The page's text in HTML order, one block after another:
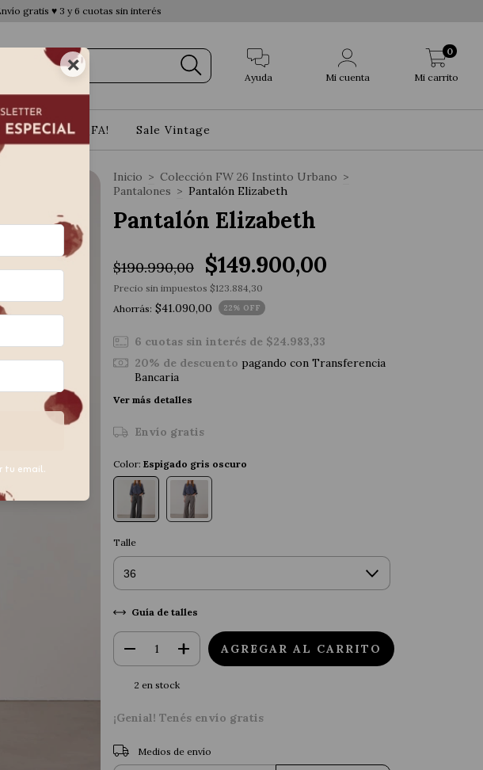
gratis ♥ 3 y 6 cuotas sin interés
Ayuda Mi cuenta Mi carrito
0
Contacto ¡FA! Sale Vintage
Inicio > Colección FW 26 Instinto Urbano >
Pantalones > Pantalón Elizabeth
Pantalón Elizabeth
$190.990,00 $149.900,00
Precio sin impuestos $123.884,30
Ahorrás: $41.090,00 22% OFF
6 cuotas sin interés de $24.983,33
20% de descuento pagando con Transferencia
Bancaria
Ver más detalles
Envío gratis
Color: Espigado gris oscuro
Talle
Guía de talles
2 en stock
¡Genial! Tenés envío gratis
Entregas para el CP:
Medios de envío
×
tu email.